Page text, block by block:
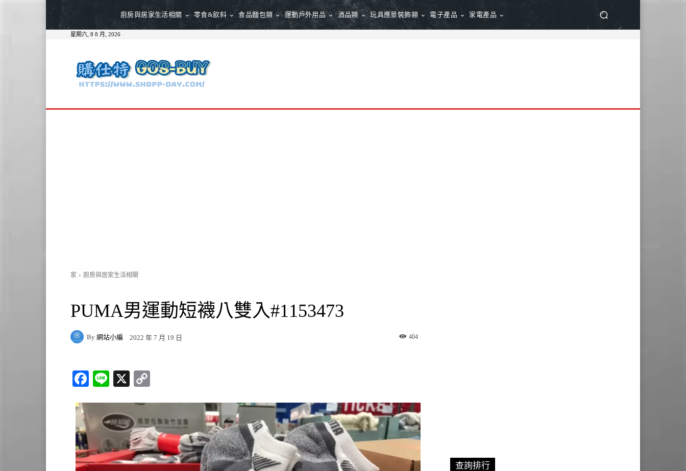
廚房與居家生活相關 零食&飲料 食品麵包類 運動戶外用品 酒品類 玩具應景裝飾類 電子產品 家電產品
星期六, 8 8 月, 2026
家 廚房與居家生活相關
PUMA男運動短襪八雙入#1153473
By 網站小編 2022 年 7 月 19 日 404
Fa
bo
ok
Li
X
Li
nk
查詢排行